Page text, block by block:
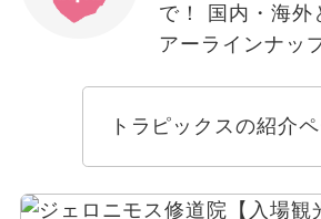
で！ 国内・海外
アーラインナッ
トラピックスの紹介